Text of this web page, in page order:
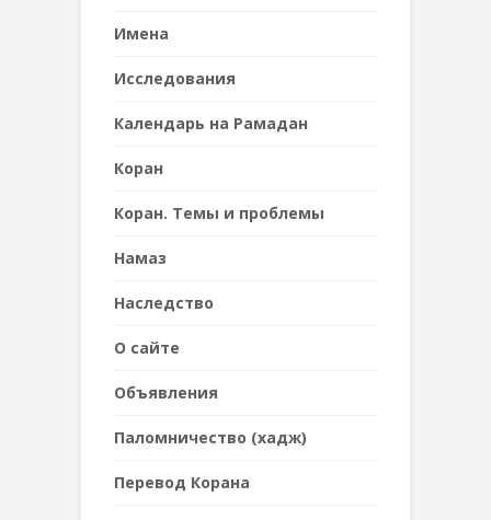
Имена
Исследования
Календарь на Рамадан
Коран
Коран. Темы и проблемы
Намаз
Наследствo
О сайте
Объявления
Паломничество (хадж)
Перевод Корана